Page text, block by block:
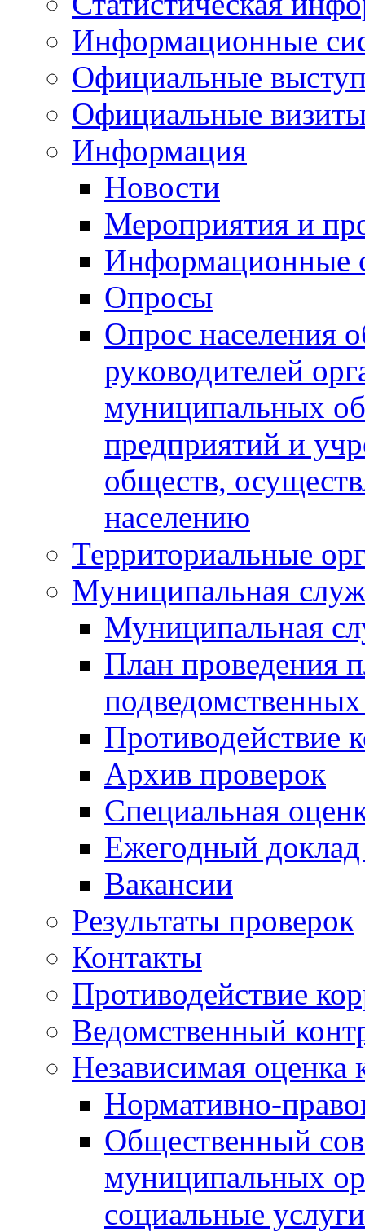
Информационные
Официальные
Официальные
Информация
Новости
Мероприятия и
Информационные
Опросы
Опрос населения
руководителей
муниципальных
предприятий и
обществ,
населению
Территориальные
Муниципальная
Муниципальная
План проведения
Противодействие
Архив проверок
Специальная
Ежегодный
Вакансии
Результаты проверок
Контакты
Противодействие
Ведомственный
Независимая оценка
Нормативно-
Общественный
муниципальных
социальные